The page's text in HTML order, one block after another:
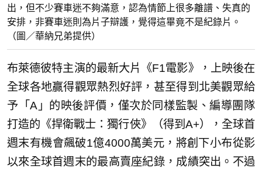
出，但不少賽車迷不夠滿意，認為情節上很多離譜、失真的
安排，非賽車迷則為片子辯護，覺得這畢竟不是紀錄片。
（圖／華納兄弟提供）
布萊德彼特主演的最新大片《F1電影》，上映後在
全球各地贏得觀眾熱烈好評，甚至得到北美觀眾給
予「A」的映後評價，僅次於同樣監製、編導團隊
打造的《捍衛戰士：獨行俠》（得到A+），全球首
週末有機會飆破1億4000萬美元，將創下小布從影
以來全球首週末的最高賣座紀錄，成績突出。不過